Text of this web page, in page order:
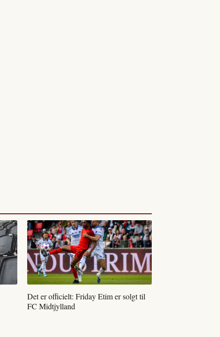
Det er officielt: Friday Etim er solgt til
FC Midtjylland